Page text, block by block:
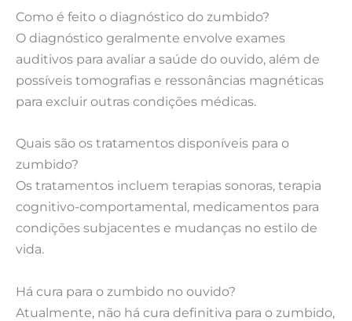
Como é feito o diagnóstico do zumbido?
O diagnóstico geralmente envolve exames
auditivos para avaliar a saúde do ouvido, além de
possíveis tomografias e ressonâncias magnéticas
para excluir outras condições médicas.
Quais são os tratamentos disponíveis para o
zumbido?
Os tratamentos incluem terapias sonoras, terapia
cognitivo-comportamental, medicamentos para
condições subjacentes e mudanças no estilo de
vida.
Há cura para o zumbido no ouvido?
Atualmente, não há cura definitiva para o zumbido,